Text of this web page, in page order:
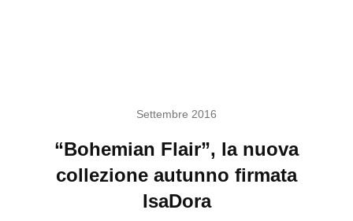
Settembre 2016
“Bohemian Flair”, la nuova
collezione autunno firmata
IsaDora